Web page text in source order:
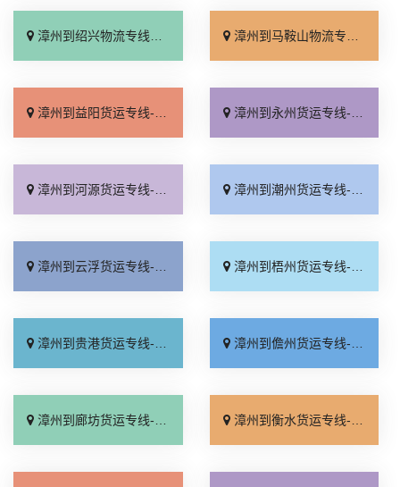
漳州到绍兴物流专线_市县闪送「要多少钱」 漳州到马鞍山物流专线_准时到货「限时必达」
漳州到益阳货运专线-漳州到益阳物流公司_需要几天「送货上门」 漳州到永州货运专线-漳州到永州物流公司_多久时间「多久能到」
漳州到河源货运专线-漳州到河源物流公司_几天到达「送货到门」 漳州到潮州货运专线-漳州到潮州物流公司_省事省心「多少公里」
漳州到云浮货运专线-漳州到云浮物流公司_诚信为先「运价实惠」 漳州到梧州货运专线-漳州到梧州物流公司_运价查询「天天发车」
漳州到贵港货运专线-漳州到贵港物流公司_专业调车「托运放心」 漳州到儋州货运专线-漳州到儋州物流公司_定点发车「一站直达」
漳州到廊坊货运专线-漳州到廊坊物流公司_一站式托运「专业可靠」 漳州到衡水货运专线-漳州到衡水物流公司_价格实惠「市县派送」